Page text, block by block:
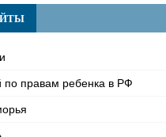
правам ребенка в РФ